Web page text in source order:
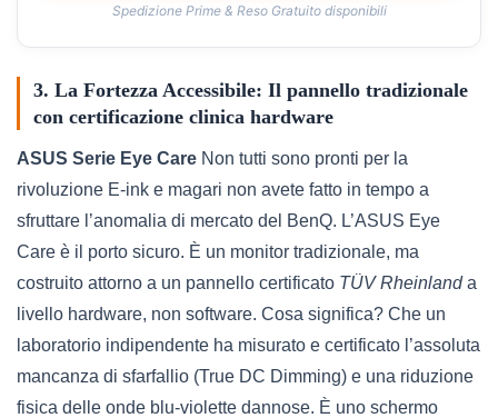
Spedizione Prime & Reso Gratuito disponibili
3. La Fortezza Accessibile: Il pannello tradizionale
con certificazione clinica hardware
ASUS Serie Eye Care Non tutti sono pronti per la
rivoluzione E-ink e magari non avete fatto in tempo a
sfruttare l’anomalia di mercato del BenQ. L’ASUS Eye
Care è il porto sicuro. È un monitor tradizionale, ma
costruito attorno a un pannello certificato TÜV Rheinlanda
livello hardware, non software. Cosa significa? Che un
laboratorio indipendente ha misurato e certificato l’assoluta
mancanza di sfarfallio (True DC Dimming) e una riduzione
fisica delle onde blu-violette dannose. È uno schermo